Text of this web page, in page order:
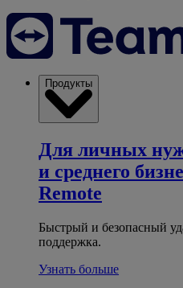
Продукты
Для личных
и среднего
Remote
Быстрый и безопасный
поддержка.
Узнать больше